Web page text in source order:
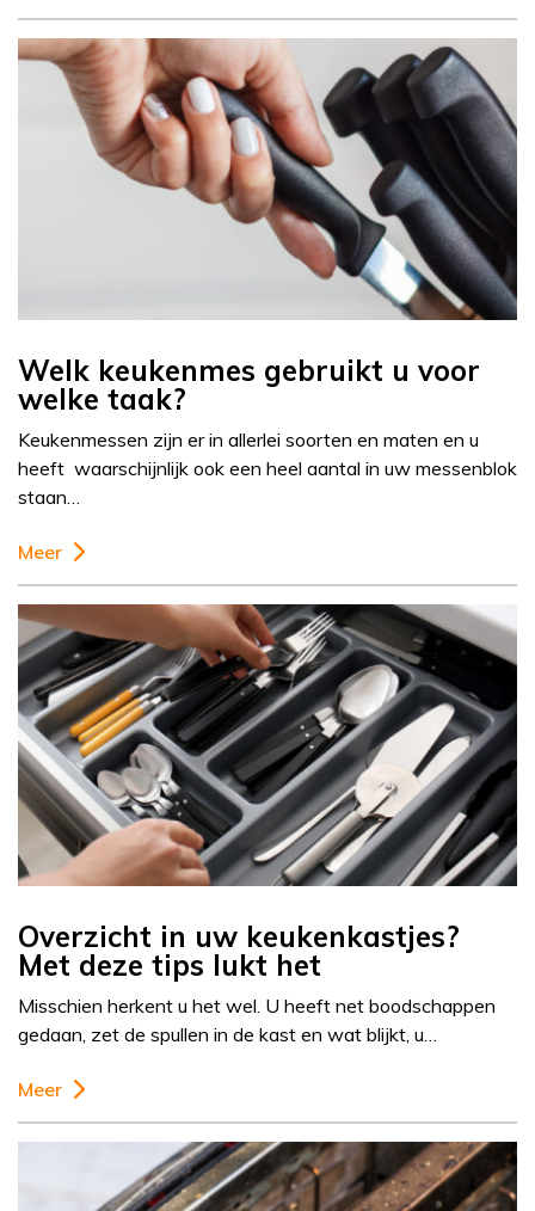
Welk keukenmes gebruikt u voor
welke taak?
Keukenmessen zijn er in allerlei soorten en maten en u
heeft waarschijnlijk ook een heel aantal in uw messenblok
staan…
Meer
Overzicht in uw keukenkastjes?
Met deze tips lukt het
Misschien herkent u het wel. U heeft net boodschappen
gedaan, zet de spullen in de kast en wat blijkt, u…
Meer